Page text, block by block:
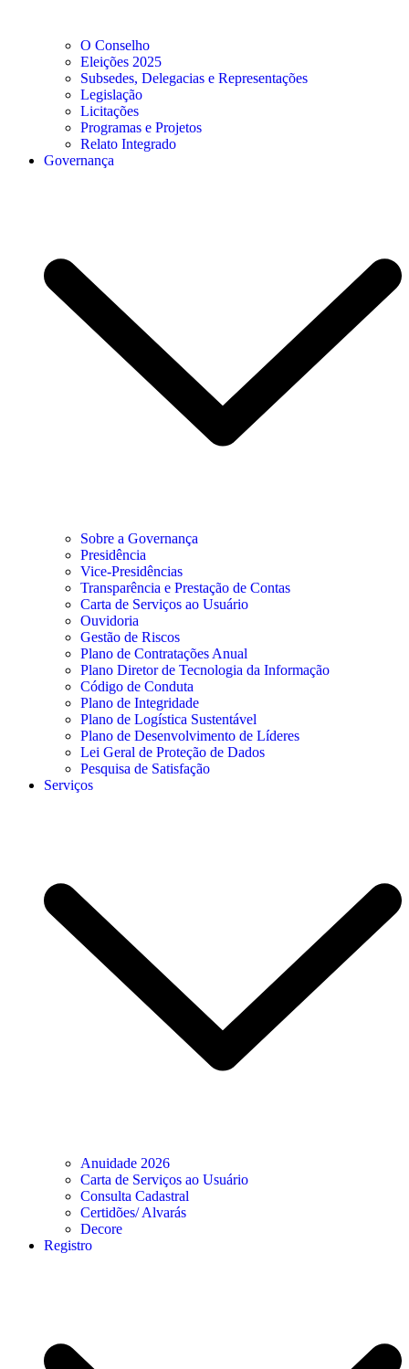
O Conselho
Eleições 2025
Subsedes, Delegacias e Representações
Legislação
Licitações
Programas e Projetos
Relato Integrado
Governança
Sobre a Governança
Presidência
Vice-Presidências
Transparência e Prestação de Contas
Carta de Serviços ao Usuário
Ouvidoria
Gestão de Riscos
Plano de Contratações Anual
Plano Diretor de Tecnologia da Informação
Código de Conduta
Plano de Integridade
Plano de Logística Sustentável
Plano de Desenvolvimento de Líderes
Lei Geral de Proteção de Dados
Pesquisa de Satisfação
Serviços
Anuidade 2026
Carta de Serviços ao Usuário
Consulta Cadastral
Certidões/ Alvarás
Decore
Registro